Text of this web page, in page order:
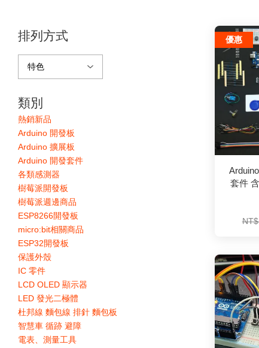
排列方式
類別
熱銷新品
Arduino 開發板
Arduino 擴展板
Arduino 開發套件
各類感測器
樹莓派開發板
樹莓派週邊商品
ESP8266開發板
micro:bit相關商品
ESP32開發板
保護外殼
IC 零件
LCD OLED 顯示器
LED 發光二極體
杜邦線 麵包線 排針 麵包板
智慧車 循跡 避障
電表、測量工具
優惠
套件